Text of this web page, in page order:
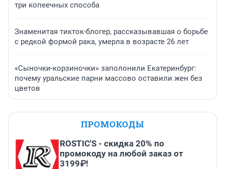
три копеечных способа
Знаменитая тикток-блогер, рассказывавшая о борьбе
с редкой формой рака, умерла в возрасте 26 лет
«Сыночки-корзиночки» заполонили Екатеринбург:
почему уральские парни массово оставили жен без
цветов
ПРОМОКОДЫ
ROSTIC'S - скидка 20% по
промокоду на любой заказ от
3199₽!